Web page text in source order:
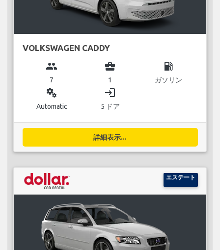
VOLKSWAGEN CADDY
group
7
business_center
1
local_gas_station
ガソリン
miscellaneous_services
Automatic
login
5 ドア
詳細表示...
エステート